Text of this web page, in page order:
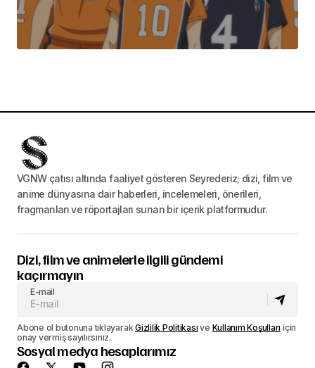
VGNW çatısı altında faaliyet gösteren Seyrederiz; dizi, film ve
anime dünyasına dair haberleri, incelemeleri, önerileri,
fragmanları ve röportajları sunan bir içerik platformudur.
Dizi, film ve animelerle ilgili gündemi
kaçırmayın
E-mail
Abone ol butonuna tıklayarakGizlilik Politikası ve Kullanım Koşulları için
onay vermiş sayılırsınız.
Sosyal medya hesaplarımız